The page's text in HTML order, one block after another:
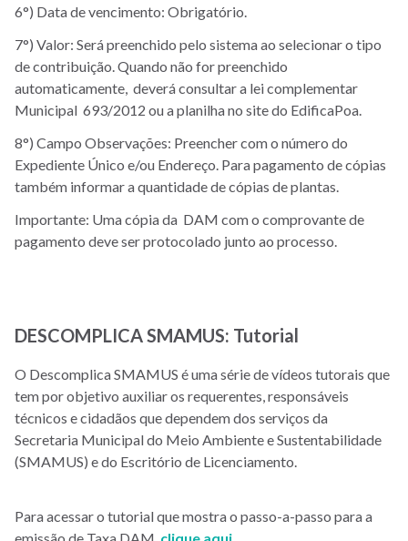
6°) Data de vencimento: Obrigatório.
7°) Valor: Será preenchido pelo sistema ao selecionar o tipo
de contribuição. Quando não for preenchido
automaticamente, deverá consultar a lei complementar
Municipal 693/2012 ou a planilha no site do EdificaPoa.
8°) Campo Observações: Preencher com o número do
Expediente Único e/ou Endereço. Para pagamento de cópias
também informar a quantidade de cópias de plantas.
Importante: Uma cópia da DAM com o comprovante de
pagamento deve ser protocolado junto ao processo.
DESCOMPLICA SMAMUS: Tutorial
O Descomplica SMAMUS é uma série de vídeos tutorais que
tem por objetivo auxiliar os requerentes, responsáveis
técnicos e cidadãos que dependem dos serviços da
Secretaria Municipal do Meio Ambiente e Sustentabilidade
(SMAMUS) e do Escritório de Licenciamento.
Para acessar o tutorial que mostra o passo-a-passo para a